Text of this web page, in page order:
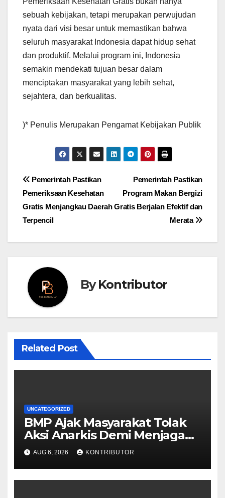
sebuah kebijakan, tetapi merupakan perwujudan
nyata dari visi besar untuk memastikan bahwa
seluruh masyarakat Indonesia dapat hidup sehat
dan produktif. Melalui program ini, Indonesia
semakin mendekati tujuan besar dalam
menciptakan masyarakat yang lebih sehat,
sejahtera, dan berkualitas.
)* Penulis Merupakan Pengamat Kebijakan Publik
Post
navigation
Pemerintah Pastikan
Program Makan Bergizi
Gratis Berjalan Efektif dan
Merata
Pemerintah Pastikan
Pemeriksaan Kesehatan
Gratis Menjangkau Daerah
Terpencil
ByKontributor
Related Post
UNCATEGORIZED
BMP Ajak Masyarakat Tolak
Aksi Anarkis Demi Menjaga
Keamanan dan
Pembangunan Papua
AUG 6, 2026 KONTRIBUTOR